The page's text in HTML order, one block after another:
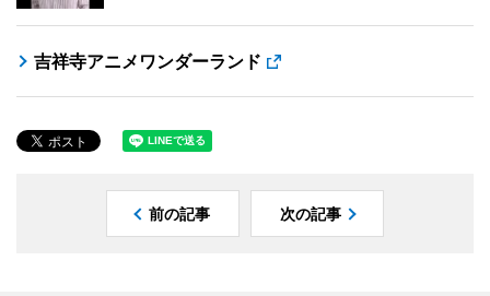
吉祥寺アニメワンダーランド
前の記事 次の記事